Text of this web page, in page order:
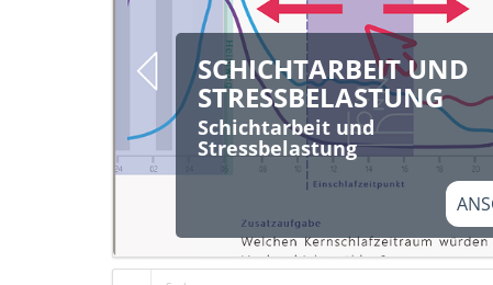
SCHICHTARBEIT UND
STRESSBELASTUNG
Schichtarbeit und
Stressbelastung